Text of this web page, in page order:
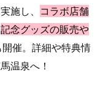
施し、
コラボ店舗
記念グッズの販売や
開催。詳細や特典情
温泉へ！